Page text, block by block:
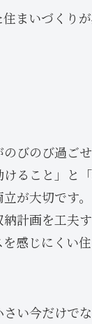
まいづくりが
びのび過ご
ること」と
が大切です
計画を工夫
感じにくい
い今だけで